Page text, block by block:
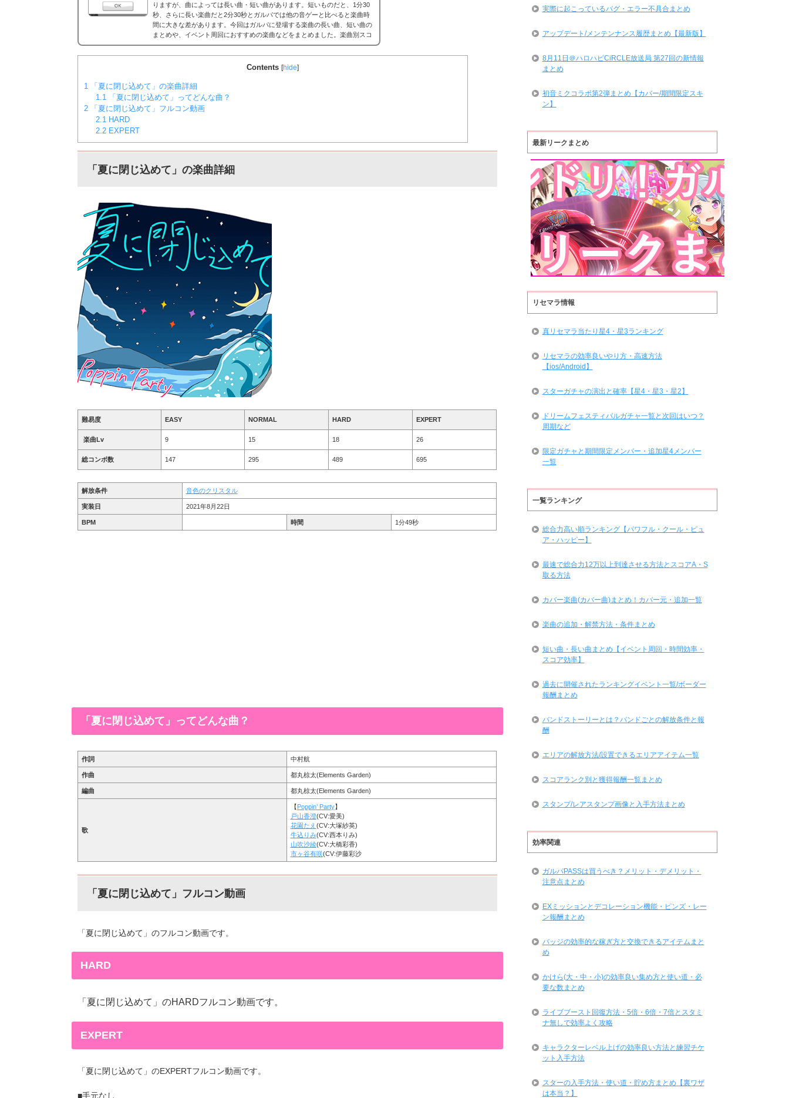
りますが、曲によっては長い曲・短い曲があります。短いものだと、1分30
秒、さらに長い楽曲だと2分30秒とガルパでは他の音ゲーと比べると楽曲時
間に大きな差があります。今回はガルパに登場する楽曲の長い曲、短い曲の
まとめや、イベント周回におすすめの楽曲などをまとめました。楽曲別スコ
ア効率表(協力ライブ) ↓別タブで見る場合はこちら。
バンドリ！ガルパ ス
コア...
Contents [hide]
1
「夏に閉じ込めて」の楽曲詳細
1.1
「夏に閉じ込めて」ってどんな曲？
2 「夏に閉じ込めて」フルコン動画
2.1 HARD
2.2EXPERT
「夏に閉じ込めて」の楽曲詳細
難易度 EASY NORMAL HARD EXPERT
楽曲Lv 9 15 18 26
総コンボ数 147 295 489 695
解放条件 音色のクリスタル
実装日 2021年8月22日
BPM 時間 1分49秒
「夏に閉じ込めて」ってどんな曲？
作詞 中村航
作曲 都丸椋太(Elements Garden)
編曲 都丸椋太(Elements Garden)
歌
【 Poppin’ Party】
戸山香澄(CV:愛美)
花園たえ (CV:大塚紗英)
牛込りみ(CV:西本りみ)
山吹沙綾(CV:大橋彩香)
市ヶ谷有咲(CV:伊藤彩沙
「夏に閉じ込めて」フルコン動画
「夏に閉じ込めて」のフルコン動画です。
HARD
「夏に閉じ込めて」のHARDフルコン動画です。
EXPERT
「夏に閉じ込めて」のEXPERTフルコン動画です。
■手元なし
実際に起こっているバグ・エラー不具合まとめ
アップデート/メンテンナンス履歴まとめ【最新版】
8月11日＠ハロハピCiRCLE放送局 第27回の新情報
まとめ
初音ミクコラボ第2弾まとめ【カバー/期間限定スキ
ン】
最新リークまとめ
リセマラ情報
真リセマラ当たり星4・星3ランキング
リセマラの効率良いやり方・高速方法
【ios/Android】
スターガチャの演出と確率【星4・星3・星2】
ドリームフェスティバルガチャ一覧と次回はいつ？
周期など
限定ガチャと期間限定メンバー・追加星4メンバー
一覧
一覧ランキング
総合力高い順ランキング【パワフル・クール・ピュ
ア・ハッピー】
最速で総合力12万以上到達させる方法とスコアA・S
取る方法
カバー楽曲(カバー曲)まとめ！カバー元・追加一覧
楽曲の追加・解禁方法・条件まとめ
短い曲・長い曲まとめ【イベント周回・時間効率・
スコア効率】
過去に開催されたランキングイベント一覧/ボーダー
報酬まとめ
バンドストーリーとは？バンドごとの解放条件と報
酬
エリアの解放方法/設置できるエリアアイテム一覧
スコアランク別と獲得報酬一覧まとめ
スタンプ/レアスタンプ画像と入手方法まとめ
効率関連
ガルパPASSは買うべき？メリット・デメリット・
注意点まとめ
EXミッションとデコレーション機能・ピンズ・レー
ン報酬まとめ
バッジの効率的な稼ぎ方と交換できるアイテムまと
め
かけら(大・中・小)の効率良い集め方と使い道・必
要な数まとめ
ライブブースト回復方法・5倍・6倍・7倍とスタミ
ナ無しで効率よく攻略
キャラクターレベル上げの効率良い方法と練習チケ
ット入手方法
スターの入手方法・使い道・貯め方まとめ【裏ワザ
は本当？】